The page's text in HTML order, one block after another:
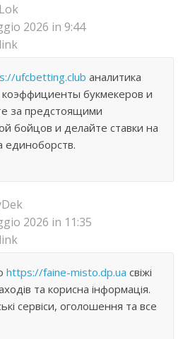
2026 in 9:44
ufcbetting.club аналитика
букмекеров и
за предстоящими
бойцов и делайте ставки на
единоборств.
2026 in 11:35
https://faine-misto.dp.ua свіжі
та корисна інформація.
сервіси, оголошення та все